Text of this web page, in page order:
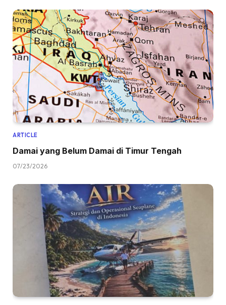
ARTICLE
Damai yang Belum Damai di Timur Tengah
07/23/2026